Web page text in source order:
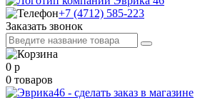
+7 (4712) 585-223
Заказать звонок
0 р
0 товаров